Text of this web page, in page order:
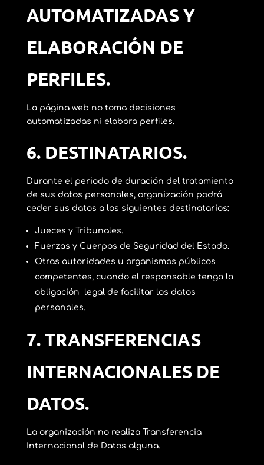
AUTOMATIZADAS Y
ELABORACIÓN DE
PERFILES.
La página web no toma decisiones
automatizadas ni elabora perfiles.
6. DESTINATARIOS.
Durante el periodo de duración del tratamiento
de sus datos personales, organización podrá
ceder sus datos a los siguientes destinatarios:
Jueces y Tribunales.
Fuerzas y Cuerpos de Seguridad del Estado.
Otras autoridades u organismos públicos
competentes, cuando el responsable tenga la
obligación legal de facilitar los datos
personales.
7.TRANSFERENCIAS
INTERNACIONALES DE
DATOS.
La organización no realiza Transferencia
Internacional de Datos alguna.